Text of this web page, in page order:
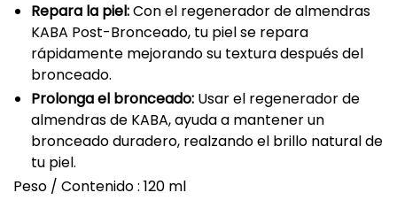
Repara la piel:Con el regenerador de almendras
KABA Post-Bronceado, tu piel se repara
rápidamente mejorando su textura después del
bronceado.
Prolonga el bronceado: Usar el regenerador de
almendras de KABA, ayuda a mantener un
bronceado duradero, realzando el brillo natural de
tu piel.
Peso / Contenido : 120 ml